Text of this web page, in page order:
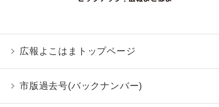
広報よこはまトップページ
市版過去号(バックナンバー)